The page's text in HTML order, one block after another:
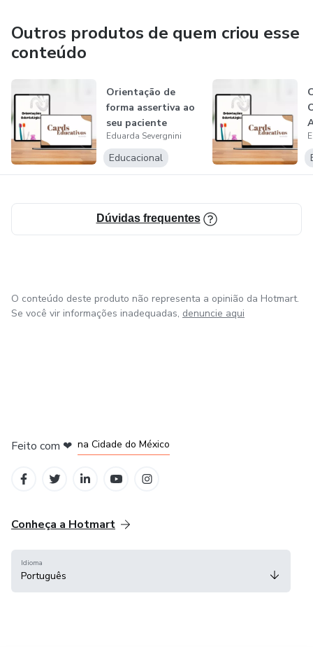
- Lesões cariosas
- Evidenciação de placa/gengivite
- Opções de tratamento
E ainda, receba um Diário Alimentar para entregar ao seu
Garanta seu Ebook AGORA! Personalize seu
Outros produtos de quem criou esse
conteúdo
Orientação de
forma assertiva ao
seu paciente
Eduarda Severgnini
Educacional
Dúvidas frequentes
O conteúdo deste produto não representa a opinião da Hotmart.
Se você vir informações inadequadas, denuncie aqui
Feito com ❤ na Cidade do México
Conheça a Hotmart
Idioma
Português